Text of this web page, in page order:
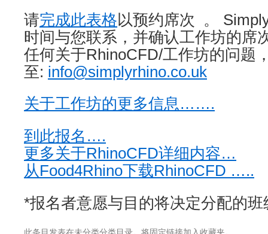
请完成此表格以预约席次 。
时间与您联系，并确认工作坊的席
任何关于RhinoCFD/工作坊的问题
至: info@simplyrhino.co.uk
关于工作坊的更多信息…….
到此报名….
更多关于RhinoCFD详细内容…
从Food4Rhino下载RhinoCFD …..
*报名者意愿与目的将决定分配的班